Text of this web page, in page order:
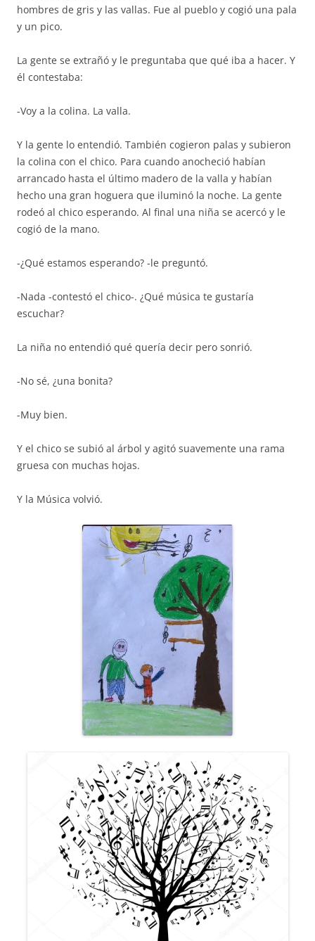
hombres de gris y las vallas. Fue al pueblo y cogió una pala
y un pico.
La gente se extrañó y le preguntaba que qué iba a hacer. Y
él contestaba:
-Voy a la colina. La valla.
Y la gente lo entendió. También cogieron palas y subieron
la colina con el chico. Para cuando anocheció habían
arrancado hasta el último madero de la valla y habían
hecho una gran hoguera que iluminó la noche. La gente
rodeó al chico esperando. Al final una niña se acercó y le
cogió de la mano.
-¿Qué estamos esperando? -le preguntó.
-Nada -contestó el chico-. ¿Qué música te gustaría
escuchar?
La niña no entendió qué quería decir pero sonrió.
-No sé, ¿una bonita?
-Muy bien.
Y el chico se subió al árbol y agitó suavemente una rama
gruesa con muchas hojas.
Y la Música volvió.